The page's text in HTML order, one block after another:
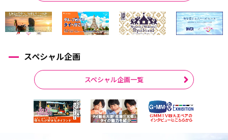
スペシャル企画
スペシャル企画一覧